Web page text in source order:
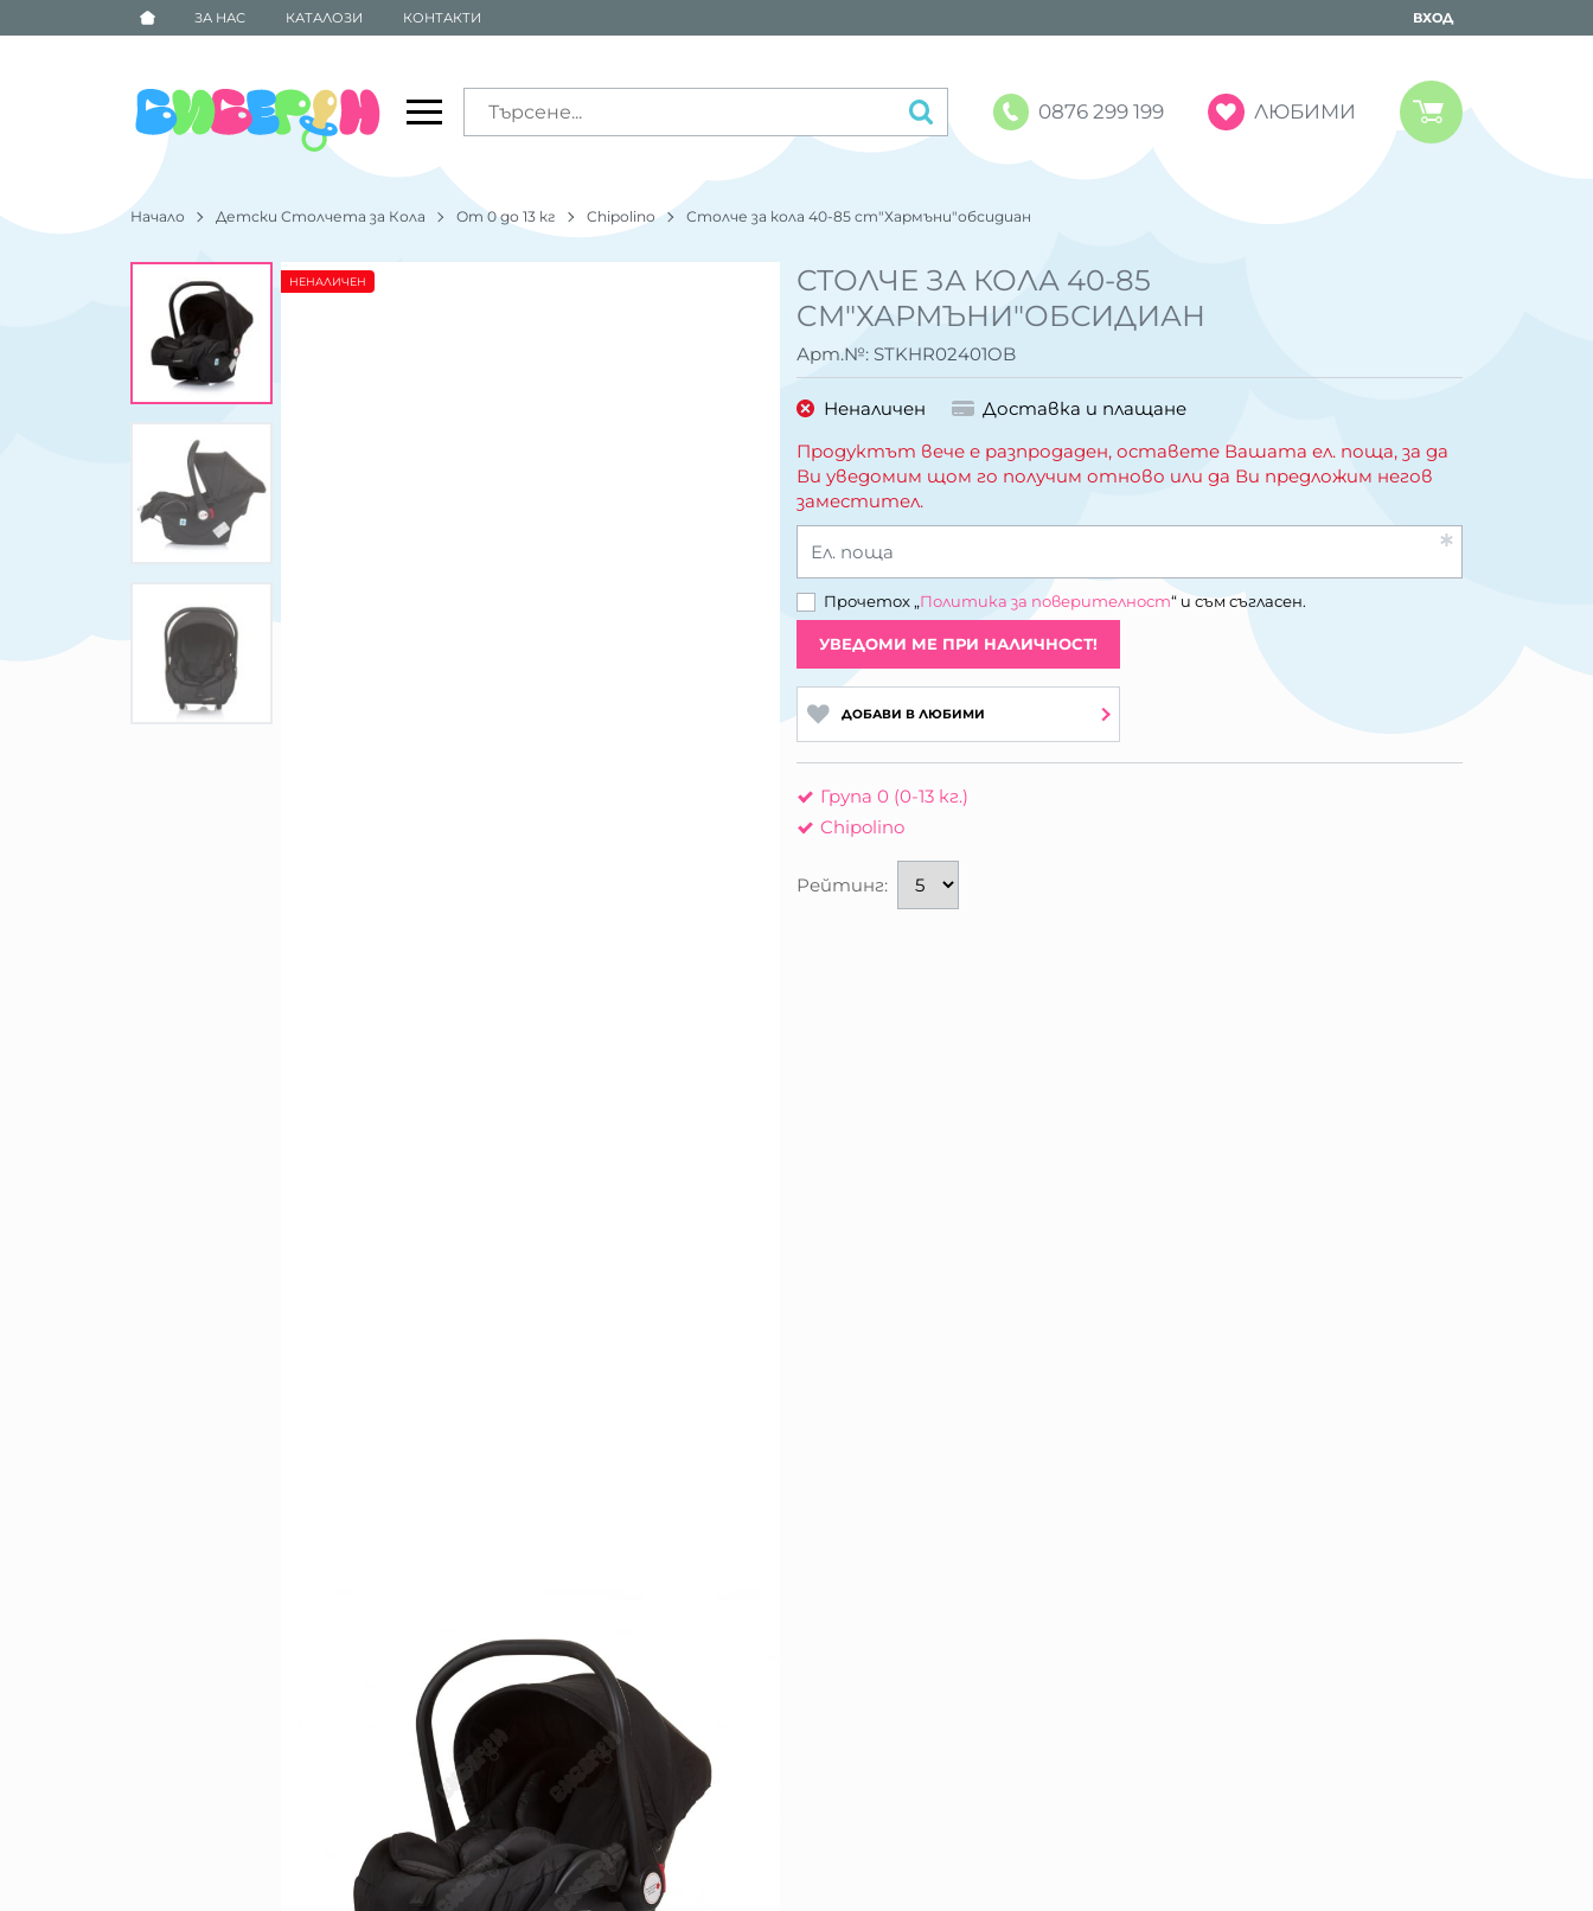
ЗА НАС КАТАЛОЗИ КОНТАКТИ ВХОД
0876 299 199 ЛЮБИМИ
Начало Детски Столчета за Кола От 0 до 13 кг Chipolino Столче за кола 40-85 cm"Хармъни"обсидиан
СТОЛЧЕ ЗА КОЛА 40-85
CM"ХАРМЪНИ"ОБСИДИАН
Арт.№: STKHR02401OB
НЕНАЛИЧЕН
Неналичен
Доставка и плащане
Продуктът вече е разпродаден, оставете Вашата ел. поща, за да
Ви уведомим щом го получим отново или да Ви предложим негов
заместител.
Ел. поща
Прочетох „Политика за поверителност“ и съм съгласен.
УВЕДОМИ МЕ ПРИ НАЛИЧНОСТ!
ДОБАВИ В ЛЮБИМИ
Група 0 (0-13 кг.)
Chipolino
Рейтинг: